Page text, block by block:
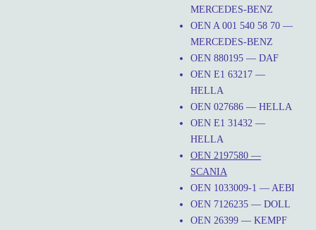
MERCEDES-BENZ
OEN A 001 540 58 70 —
MERCEDES-BENZ
OEN 880195 — DAF
OEN E1 63217 —
HELLA
OEN 027686 — HELLA
OEN E1 31432 —
HELLA
OEN 2197580 —
SCANIA
OEN 1033009-1 — AEBI
OEN 7126235 — DOLL
OEN 26399 — KEMPF